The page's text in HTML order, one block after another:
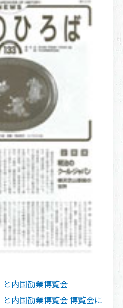
内国勧業博覧会
内国勧業博覧会 博覧会に